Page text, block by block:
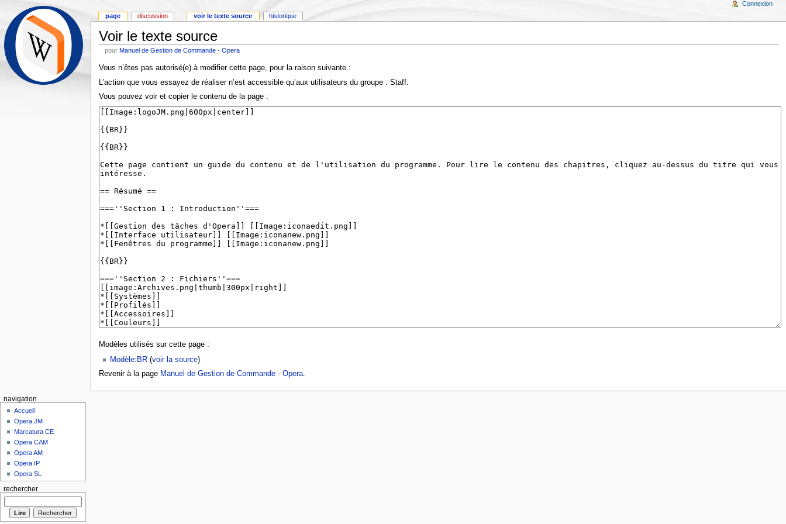
Voir le texte source
pourManuel de Gestion de Commande - Opera
Vous n’êtes pas autorisé(e) à modifier cette page, pour la raison suivante :
L’action que vous essayez de réaliser n’est accessible qu’aux utilisateurs du groupe : Staff.
Vous pouvez voir et copier le contenu de la page :
Modèles utilisés sur cette page :
Modèle:BR(voir la source)
Revenir à la page Manuel de Gestion de Commande - Opera.
page discussion voir le texte source historique
Connexion
navigation
Accueil
Opera JM
Marcatura CE
Opera CAM
Opera AM
Opera IP
Opera SL
rechercher